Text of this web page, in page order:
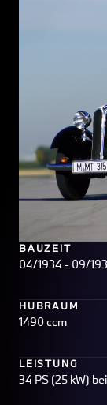
BAUZEIT
04/1934 - 09/
HUBRAUM
1490 ccm
LEISTUNG
34 PS (25 kW)